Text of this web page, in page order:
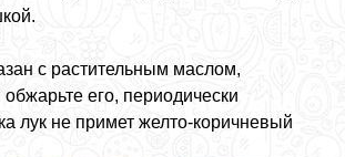
с растительным маслом,
обжарьте его, периодически
лук не примет желто-коричневый